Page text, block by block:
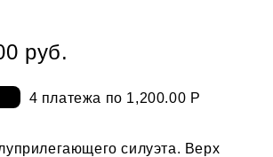
руб.
4 платежа по 1,200.00 Р
силуэта. Верх